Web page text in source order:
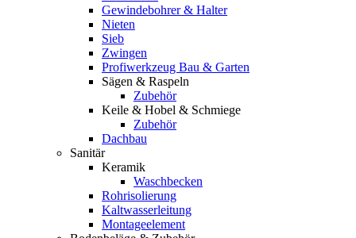
Gewindebohrer & Halter
Nieten
Sieb
Zwingen
Profiwerkzeug Bau & Garten
Sägen & Raspeln
Zubehör
Keile & Hobel & Schmiege
Zubehör
Dachbau
Sanitär
Keramik
Waschbecken
Rohrisolierung
Kaltwasserleitung
Montageelement